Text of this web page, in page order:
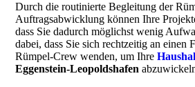
Durch die routinierte Begleitung der
Auftragsabwicklung können Ihre
dass Sie dadurch möglichst wenig
dabei, dass Sie sich rechtzeitig an einen
Rümpel-Crew wenden, um Ihre
Eggenstein-Leopoldshafen